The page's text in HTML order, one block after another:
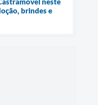
brindes e